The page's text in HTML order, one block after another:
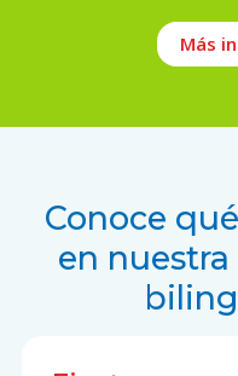
Más
Conoce
en